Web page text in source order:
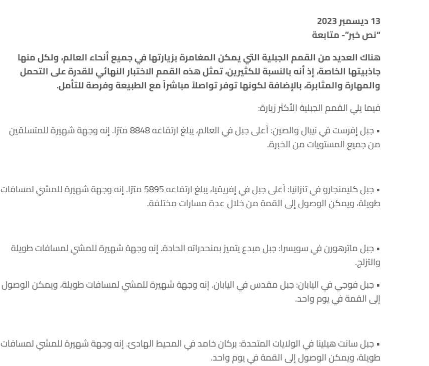
13 ديسمبر 2023
“نص خبر”- متابعة
هناك العديد من القمم الجبلية التي يمكن المغامرة بزيارتها في جميع أنحاء العالم، ولكل منها
جاذبيتها الخاصة، إذ أنه بالنسبة للكثيرين، تمثل هذه القمم الاختبار النهائي للقدرة على التحمل
والمهارة والمثابرة، بالإضافة لكونها توفر تواصلاً مباشراً مع الطبيعة وفرصة للتأمل.
فيما يلي القمم الجبلية الأكثر زيارة:
• جبل إفرست في نيبال والصين: أعلى جبل في العالم، يبلغ ارتفاعه 8848 مترًا. إنه وجهة شهيرة للمتسلقين
من جميع المستويات من الخبرة.
• جبل كليمنجارو في تنزانيا: أعلى جبل في إفريقيا، يبلغ ارتفاعه 5895 مترًا. إنه وجهة شهيرة للمشي لمسافات
طويلة، ويمكن الوصول إلى القمة من خلال عدة مسارات مختلفة.
• جبل ماترهورن في سويسرا: جبل مبدع يتميز بمنحدراته الحادة. إنه وجهة شهيرة للمشي لمسافات طويلة
والتزلج.
• جبل فوجي في اليابان: جبل مقدس في اليابان. إنه وجهة شهيرة للمشي لمسافات طويلة، ويمكن الوصول
إلى القمة في يوم واحد.
• جبل سانت هيلينا في الولايات المتحدة: بركان خامد في المحيط الهادئ. إنه وجهة شهيرة للمشي لمسافات
طويلة، ويمكن الوصول إلى القمة في يوم واحد.